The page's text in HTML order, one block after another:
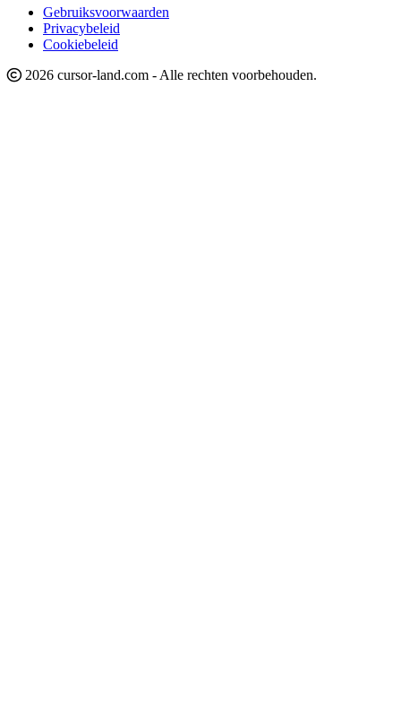
Gebruiksvoorwaarden
Privacybeleid
Cookiebeleid
2026 cursor-land.com - Alle rechten voorbehouden.